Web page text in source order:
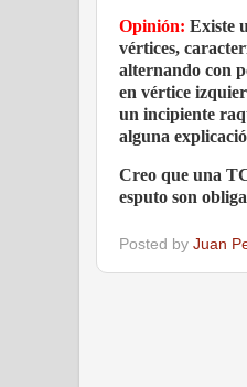
Opinión: Existe
vértices,
alternando con
en vértice
un incipiente
alguna
Creo que una
esputo son
Posted by Juan